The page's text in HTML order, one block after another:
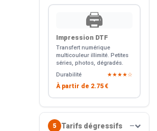
🖨️
Impression DTF
Transfert numérique
multicouleur illimité. Petites
séries, photos, dégradés.
Durabilité
★★★★☆
À partir de 2.75 €
5 Tarifs dégressifs —